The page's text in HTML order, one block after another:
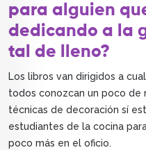
para alguien
dedicando a la
tal de lleno?
Los libros van dirigidos a
todos conozcan un poco de
técnicas de decoración sí
estudiantes de la cocina
poco más en el oficio.